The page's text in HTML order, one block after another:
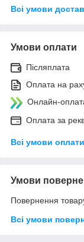
Всі умови
Умови оплати
Післяплата
Оплата на
Онлайн-
Оплата за
Всі умови оплати
Умови
Повернення
Всі умови